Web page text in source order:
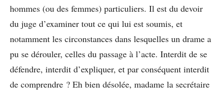
hommes (ou des femmes) particuliers. Il est du devoir
du juge d’examiner tout ce qui lui est soumis, et
notamment les circonstances dans lesquelles un drame a
pu se dérouler, celles du passage à l’acte. Interdit de se
défendre, interdit d’expliquer, et par conséquent interdit
de comprendre ? Eh bien désolée, madame la secrétaire